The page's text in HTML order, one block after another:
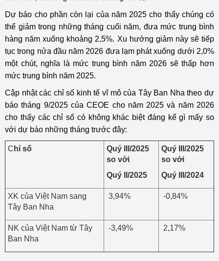
Dự báo cho phần còn lại của năm 2025 cho thấy chúng có
thể giảm trong những tháng cuối năm, đưa mức trung bình
hàng năm xuống khoảng 2,5%. Xu hướng giảm này sẽ tiếp
tục trong nửa đầu năm 2026 đưa lạm phát xuống dưới 2,0%
một chút, nghĩa là mức trung bình năm 2026 sẽ thấp hơn
mức trung bình năm 2025.
Cập nhật các chỉ số kinh tế vĩ mô của Tây Ban Nha theo dự
báo tháng 9/2025 của CEOE cho năm 2025 và năm 2026
cho thấy các chỉ số có không khác biệt đáng kể gì mấy so
với dự báo những tháng trước đây:
C hỉ số
Quý III/2025
so với
Quý II/2025
Quý III/2025
so với
Quý III/2024
XK của Việt Nam sang
Tây Ban Nha
3,94% -0,84%
NK của Việt Nam từ Tây
Ban Nha
-3,49% 2,17%